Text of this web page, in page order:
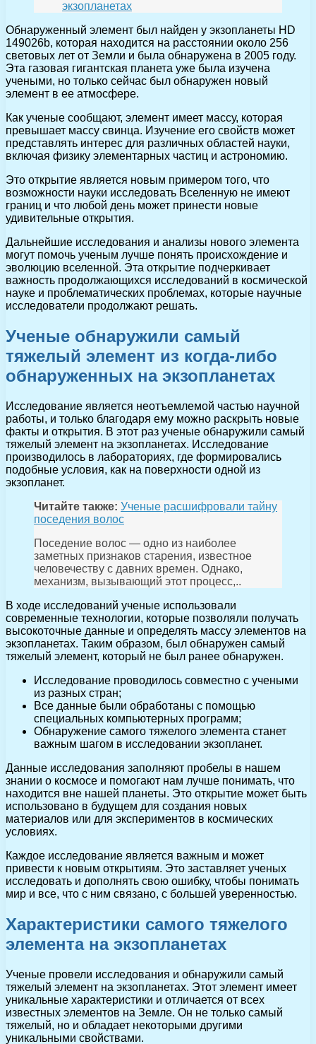
экзопланетах
Обнаруженный элемент был найден у экзопланеты HD
149026b, которая находится на расстоянии около 256
световых лет от Земли и была обнаружена в 2005 году.
Эта газовая гигантская планета уже была изучена
учеными, но только сейчас был обнаружен новый
элемент в ее атмосфере.
Как ученые сообщают, элемент имеет массу, которая
превышает массу свинца. Изучение его свойств может
представлять интерес для различных областей науки,
включая физику элементарных частиц и астрономию.
Это открытие является новым примером того, что
возможности науки исследовать Вселенную не имеют
границ и что любой день может принести новые
удивительные открытия.
Дальнейшие исследования и анализы нового элемента
могут помочь ученым лучше понять происхождение и
эволюцию вселенной. Эта открытие подчеркивает
важность продолжающихся исследований в космической
науке и проблематических проблемах, которые научные
исследователи продолжают решать.
Ученые обнаружили самый
тяжелый элемент из когда-либо
обнаруженных на экзопланетах
Исследование является неотъемлемой частью научной
работы, и только благодаря ему можно раскрыть новые
факты и открытия. В этот раз ученые обнаружили самый
тяжелый элемент на экзопланетах. Исследование
производилось в лабораториях, где формировались
подобные условия, как на поверхности одной из
экзопланет.
Читайте также: Ученые расшифровали тайну
поседения волос
Поседение волос — одно из наиболее
заметных признаков старения, известное
человечеству с давних времен. Однако,
механизм, вызывающий этот процесс,..
В ходе исследований ученые использовали
современные технологии, которые позволяли получать
высокоточные данные и определять массу элементов на
экзопланетах. Таким образом, был обнаружен самый
тяжелый элемент, который не был ранее обнаружен.
Исследование проводилось совместно с учеными
из разных стран;
Все данные были обработаны с помощью
специальных компьютерных программ;
Обнаружение самого тяжелого элемента станет
важным шагом в исследовании экзопланет.
Данные исследования заполняют пробелы в нашем
знании о космосе и помогают нам лучше понимать, что
находится вне нашей планеты. Это открытие может быть
использовано в будущем для создания новых
материалов или для экспериментов в космических
условиях.
Каждое исследование является важным и может
привести к новым открытиям. Это заставляет ученых
исследовать и дополнять свою ошибку, чтобы понимать
мир и все, что с ним связано, с большей уверенностью.
Характеристики самого тяжелого
элемента на экзопланетах
Ученые провели исследования и обнаружили самый
тяжелый элемент на экзопланетах. Этот элемент имеет
уникальные характеристики и отличается от всех
известных элементов на Земле. Он не только самый
тяжелый, но и обладает некоторыми другими
уникальными свойствами.